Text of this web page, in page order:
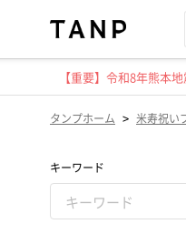
【重要】令和8年熊本
タンプホーム > 米寿祝い
キーワード